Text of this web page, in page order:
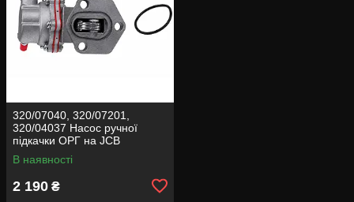
320/07040, 320/07201,
320/04037 Насос ручної
підкачки ОРГ на JCB
В наявності
2 190 ₴